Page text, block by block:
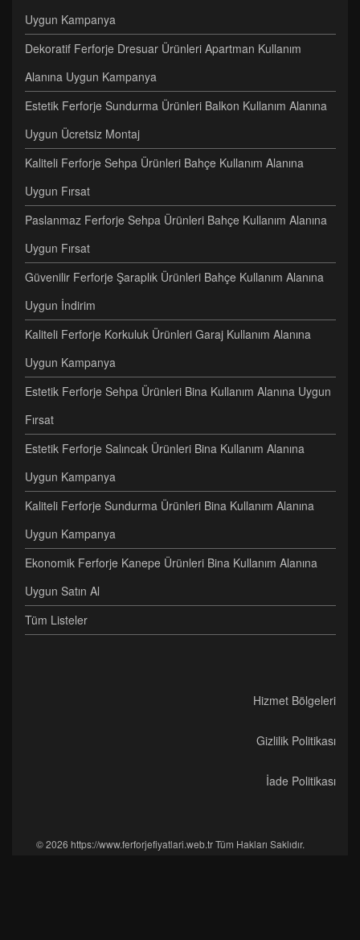
Uygun Kampanya
Dekoratif Ferforje Dresuar Ürünleri Apartman Kullanım
Alanına Uygun Kampanya
Estetik Ferforje Sundurma Ürünleri Balkon Kullanım Alanına
Uygun Ücretsiz Montaj
Kaliteli Ferforje Sehpa Ürünleri Bahçe Kullanım Alanına
Uygun Fırsat
Paslanmaz Ferforje Sehpa Ürünleri Bahçe Kullanım Alanına
Uygun Fırsat
Güvenilir Ferforje Şaraplık Ürünleri Bahçe Kullanım Alanına
Uygun İndirim
Kaliteli Ferforje Korkuluk Ürünleri Garaj Kullanım Alanına
Uygun Kampanya
Estetik Ferforje Sehpa Ürünleri Bina Kullanım Alanına Uygun
Fırsat
Estetik Ferforje Salıncak Ürünleri Bina Kullanım Alanına
Uygun Kampanya
Kaliteli Ferforje Sundurma Ürünleri Bina Kullanım Alanına
Uygun Kampanya
Ekonomik Ferforje Kanepe Ürünleri Bina Kullanım Alanına
Uygun Satın Al
Tüm Listeler
Hizmet Bölgeleri
Gizlilik Politikası
İade Politikası
© 2026 https://www.ferforjefiyatlari.web.tr Tüm Hakları Saklıdır.